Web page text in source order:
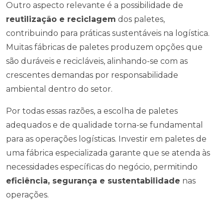
Outro aspecto relevante é a possibilidade de
reutilização e reciclagem dos paletes,
contribuindo para práticas sustentáveis na logística.
Muitas fábricas de paletes produzem opções que
são duráveis e recicláveis, alinhando-se com as
crescentes demandas por responsabilidade
ambiental dentro do setor.
Por todas essas razões, a escolha de paletes
adequados e de qualidade torna-se fundamental
para as operações logísticas. Investir em paletes de
uma fábrica especializada garante que se atenda às
necessidades específicas do negócio, permitindo
eficiência, segurança e sustentabilidade nas
operações.